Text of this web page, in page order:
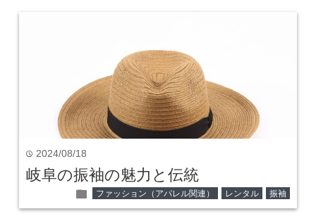
time 2024/08/18
岐阜の振袖の魅力と伝統
folder ファッション（アパレル関連） レンタル 振袖